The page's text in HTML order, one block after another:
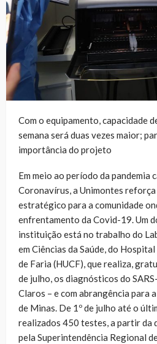
Com o equipamento, capacidade
semana será duas vezes maior;
importância do projeto
Em meio ao período da pandemia
Coronavírus, a Unimontes
estratégico para a comunidade
enfrentamento da Covid-19. Um
instituição está no trabalho do
em Ciências da Saúde, do
de Faria (HUCF), que realiza,
de julho, os diagnósticos do
Claros – e com abrangência para
de Minas. De 1º de julho até o
realizados 450 testes, a partir da
pela Superintendência Regional de